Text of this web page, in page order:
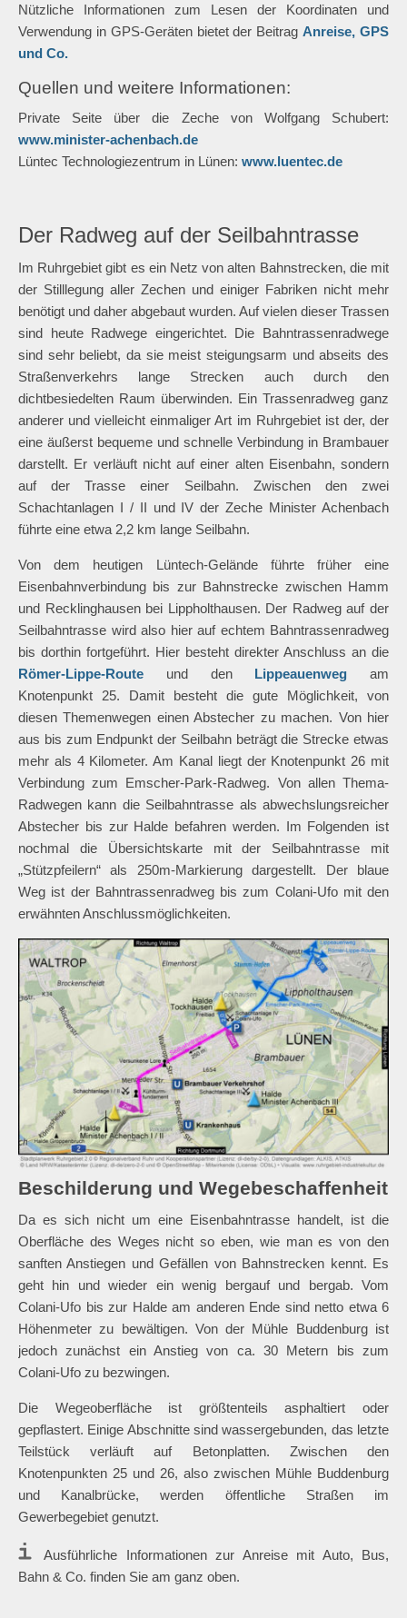
Nützliche Informationen zum Lesen der Koordinaten und
Verwendung in GPS-Geräten bietet der BeitragAnreise, GPS
und Co.
Quellen und weitere Informationen:
Private Seite über die Zeche von Wolfgang Schubert:
www.minister-achenbach.de
Lüntec Technologiezentrum in Lünen: www.luentec.de
Der Radweg auf der Seilbahntrasse
Im Ruhrgebiet gibt es ein Netz von alten Bahnstrecken, die mit
der Stilllegung aller Zechen und einiger Fabriken nicht mehr
benötigt und daher abgebaut wurden. Auf vielen dieser Trassen
sind heute Radwege eingerichtet. Die Bahntrassenradwege
sind sehr beliebt, da sie meist steigungsarm und abseits des
Straßenverkehrs lange Strecken auch durch den
dichtbesiedelten Raum überwinden. Ein Trassenradweg ganz
anderer und vielleicht einmaliger Art im Ruhrgebiet ist der, der
eine äußerst bequeme und schnelle Verbindung in Brambauer
darstellt. Er verläuft nicht auf einer alten Eisenbahn, sondern
auf der Trasse einer Seilbahn. Zwischen den zwei
Schachtanlagen I / II und IV der Zeche Minister Achenbach
führte eine etwa 2,2 km lange Seilbahn.
Von dem heutigen Lüntech-Gelände führte früher eine
Eisenbahnverbindung bis zur Bahnstrecke zwischen Hamm
und Recklinghausen bei Lippholthausen. Der Radweg auf der
Seilbahntrasse wird also hier auf echtem Bahntrassenradweg
bis dorthin fortgeführt. Hier besteht direkter Anschluss an die
Römer-Lippe-Route und den Lippeauenweg am
Knotenpunkt 25. Damit besteht die gute Möglichkeit, von
diesen Themenwegen einen Abstecher zu machen. Von hier
aus bis zum Endpunkt der Seilbahn beträgt die Strecke etwas
mehr als 4 Kilometer. Am Kanal liegt der Knotenpunkt 26 mit
Verbindung zum Emscher-Park-Radweg. Von allen Thema-
Radwegen kann die Seilbahntrasse als abwechslungsreicher
Abstecher bis zur Halde befahren werden. Im Folgenden ist
nochmal die Übersichtskarte mit der Seilbahntrasse mit
„Stützpfeilern“ als 250m-Markierung dargestellt. Der blaue
Weg ist der Bahntrassenradweg bis zum Colani-Ufo mit den
erwähnten Anschlussmöglichkeiten.
Beschilderung und Wegebeschaffenheit
Da es sich nicht um eine Eisenbahntrasse handelt, ist die
Oberfläche des Weges nicht so eben, wie man es von den
sanften Anstiegen und Gefällen von Bahnstrecken kennt. Es
geht hin und wieder ein wenig bergauf und bergab. Vom
Colani-Ufo bis zur Halde am anderen Ende sind netto etwa 6
Höhenmeter zu bewältigen. Von der Mühle Buddenburg ist
jedoch zunächst ein Anstieg von ca. 30 Metern bis zum
Colani-Ufo zu bezwingen.
Die Wegeoberfläche ist größtenteils asphaltiert oder
gepflastert. Einige Abschnitte sind wassergebunden, das letzte
Teilstück verläuft auf Betonplatten. Zwischen den
Knotenpunkten 25 und 26, also zwischen Mühle Buddenburg
und Kanalbrücke, werden öffentliche Straßen im
Gewerbegebiet genutzt.
Ausführliche Informationen zur Anreise mit Auto, Bus,
Bahn & Co. finden Sie am ganz oben.